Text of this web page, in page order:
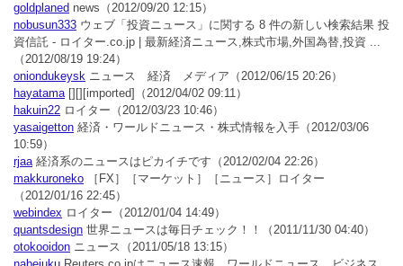
goldplaned news （2012/09/20 12:15）
nobusun333 ウェブ「投資ニュース」に関する 8 件の新しい検索結果 投
資信託 - ロイター.co.jp | 最新経済ニュース,株式市場,外国為替,投資 ...
（2012/08/19 19:24）
oniondukeysk ニュース 経済 メディア （2012/06/15 20:26）
hayatama[][][imported]
（2012/04/02 09:11）
hakuin22 ロイター （2012/03/23 10:46）
yasaigetton 経済・ワールドニュース・株式情報を入手 （2012/03/06
10:59）
rjaa経済系のニュースはピカイチです （2012/02/04 22:26）
makkuroneko ［FX］［マーケット］［ニュース］ロイター
（2012/01/16 22:45）
webindex ロイター （2012/01/04 14:49）
quantsdesign 世界ニュースは毎日チェック！！
（2011/11/30 04:40）
otokooidon ニュース （2011/05/18 13:15）